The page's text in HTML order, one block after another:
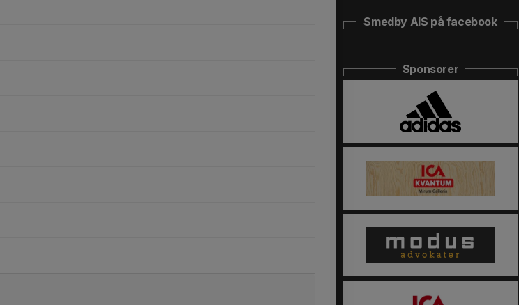
Smedby AIS på facebook
Sponsorer